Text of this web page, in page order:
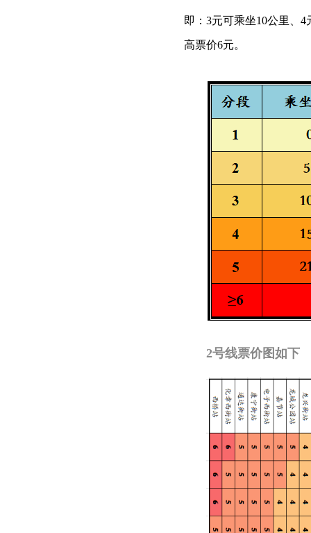
即：3元可乘坐10公里、
高票价6元。
2号线票价图如下